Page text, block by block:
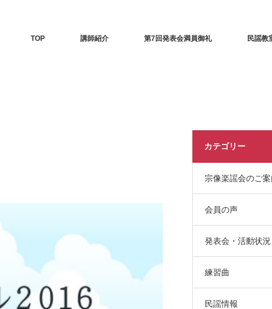
TOP 講師紹介 第7回発表会満員御礼 民謡教
カテゴリー
宗像楽謡会のご案
会員の声
発表会・活動状況
練習曲
民謡情報